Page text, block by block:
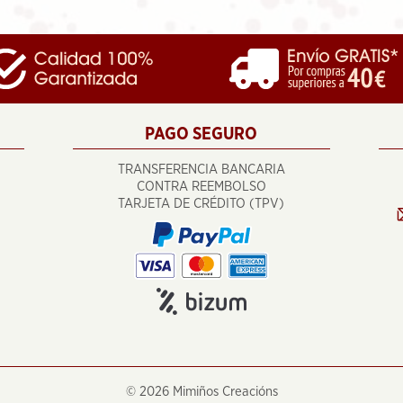
PAGO SEGURO
TRANSFERENCIA BANCARIA
CONTRA REEMBOLSO
TARJETA DE CRÉDITO (TPV)
©2026 Mimiños Creacións